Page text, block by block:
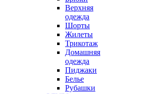
Верхняя
одежда
Шорты
Жилеты
Трикотаж
Домашняя
одежда
Пиджаки
Белье
Рубашки